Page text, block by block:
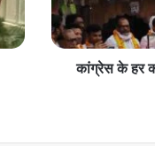
होगा
अपना
बूथ
मजबूत-कांग्रेस के हर